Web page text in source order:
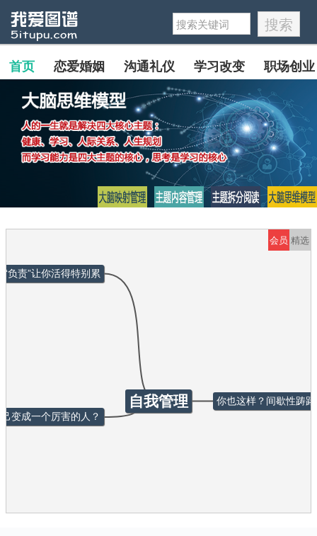
首页 恋爱婚姻 沟通礼仪 学习改变 职场创业
精选
会员
自我管理
“负责”让你活得特别累
你也这样？间歇性踌
变成一个厉害的人？